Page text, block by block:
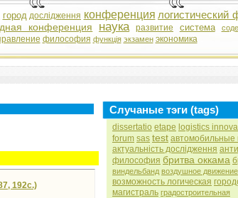
город дослідження конференция логистический
конференция наука развитие система
философия функція экзамен экономика
192с.)
Случаные тэги (tags)
dissertatio etape logistics
forum sas test автомобильные
актуальність дослідження
философия бритва оккама
виндельбанд воздушное движение
возможность логическая
магистраль градостроительная